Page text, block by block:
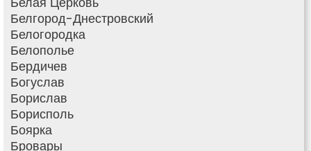
Белгород-Днестровский
Белогородка
Белополье
Бердичев
Богуслав
Борислав
Борисполь
Боярка
Бровары